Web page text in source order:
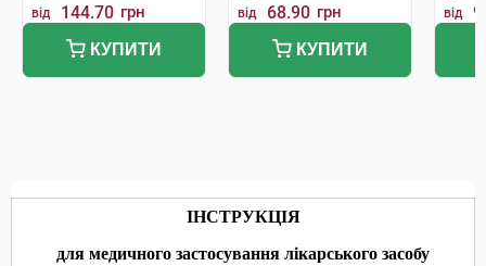
від 144.70 грн
КУПИТИ
від 68.90 грн
КУПИТИ
від